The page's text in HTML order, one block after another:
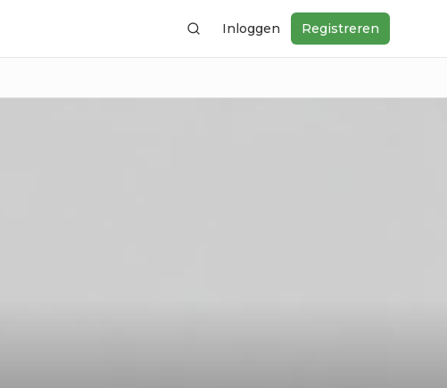
ZoekenInloggen Registreren